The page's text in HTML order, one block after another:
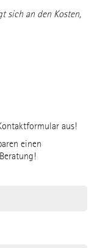
sich an den Kosten,
aus!
einen